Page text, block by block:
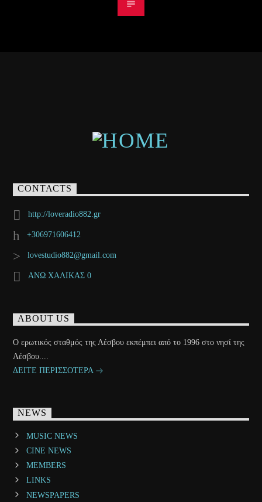
CONTACTS
http://loveradio882.gr
+306971606412
lovestudio882@gmail.com
ΑΝΩ ΧΑΛΙΚΑΣ 0
ABOUT US
Ο ερωτικός σταθμός της Λέσβου εκπέμπει από το 1996 στο νησί της
Λέσβου....
ΔΕΙΤΕ ΠΕΡΙΣΣΟΤΕΡΑ
NEWS
MUSIC NEWS
CINE NEWS
MEMBERS
LINKS
NEWSPAPERS